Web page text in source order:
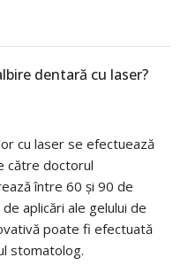
dentară cu laser?
cu laser se efectuează
către doctorul
între 60 și 90 de
aplicări ale gelului de
poate fi efectuată
stomatolog.